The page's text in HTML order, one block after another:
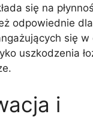
się na
odpowiednie dla
się
uszkodzenia
i